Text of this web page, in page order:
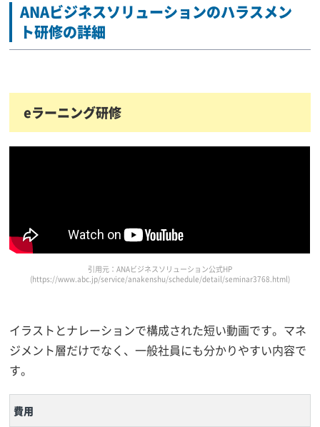
ANAビジネスソリューションのハラスメン
ト研修の詳細
eラーニング研修
引用元：ANAビジネスソリューション公式HP
(https://www.abc.jp/service/anakenshu/schedule/detail/seminar3768.html)
イラストとナレーションで構成された短い動画です。マネ
ジメント層だけでなく、一般社員にも分かりやすい内容で
す。
費用